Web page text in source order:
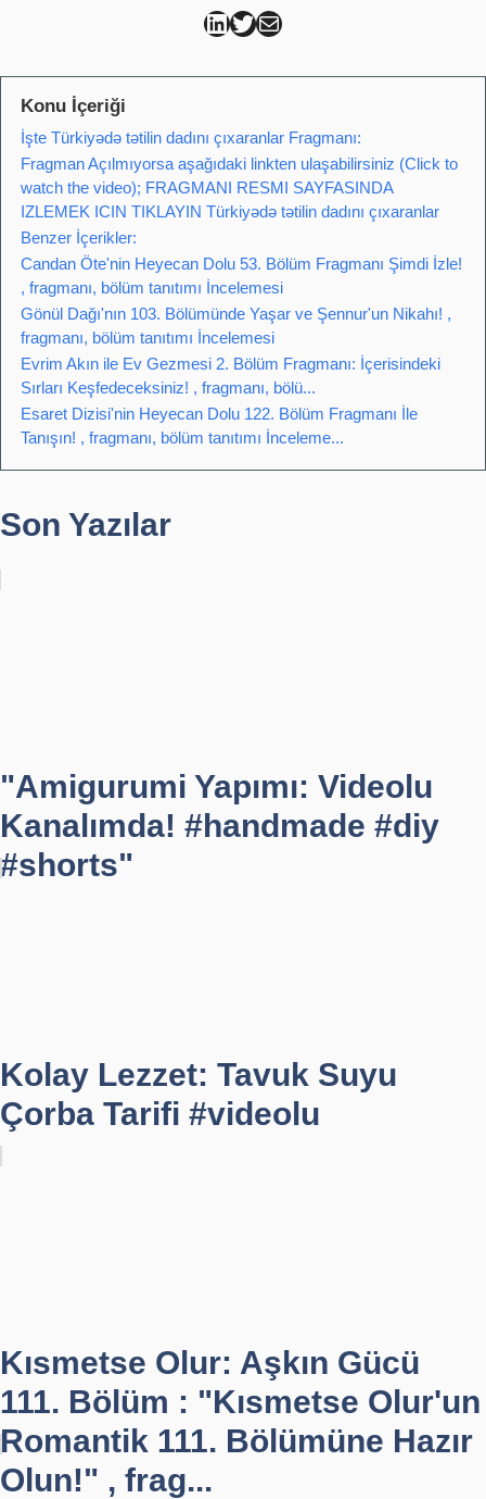
Can Kütahya Linkedin
Can Kütahya Twitter
Can Kütahya Mail
Konu İçeriği
İşte Türkiyədə tətilin dadını çıxaranlar Fragmanı:
Fragman Açılmıyorsa aşağıdaki linkten ulaşabilirsiniz (Click to
watch the video); FRAGMANI RESMI SAYFASINDA
IZLEMEK ICIN TIKLAYIN Türkiyədə tətilin dadını çıxaranlar
Benzer İçerikler:
Candan Öte'nin Heyecan Dolu 53. Bölüm Fragmanı Şimdi İzle!
, fragmanı, bölüm tanıtımı İncelemesi
Gönül Dağı'nın 103. Bölümünde Yaşar ve Şennur'un Nikahı! ,
fragmanı, bölüm tanıtımı İncelemesi
Evrim Akın ile Ev Gezmesi 2. Bölüm Fragmanı: İçerisindeki
Sırları Keşfedeceksiniz! , fragmanı, bölü...
Esaret Dizisi'nin Heyecan Dolu 122. Bölüm Fragmanı İle
Tanışın! , fragmanı, bölüm tanıtımı İnceleme...
Son Yazılar
"Amigurumi Yapımı: Videolu
Kanalımda! #handmade #diy
#shorts"
Kolay Lezzet: Tavuk Suyu
Çorba Tarifi #videolu
Kısmetse Olur: Aşkın Gücü
111. Bölüm : "Kısmetse Olur'un
Romantik 111. Bölümüne Hazır
Olun!" , frag...